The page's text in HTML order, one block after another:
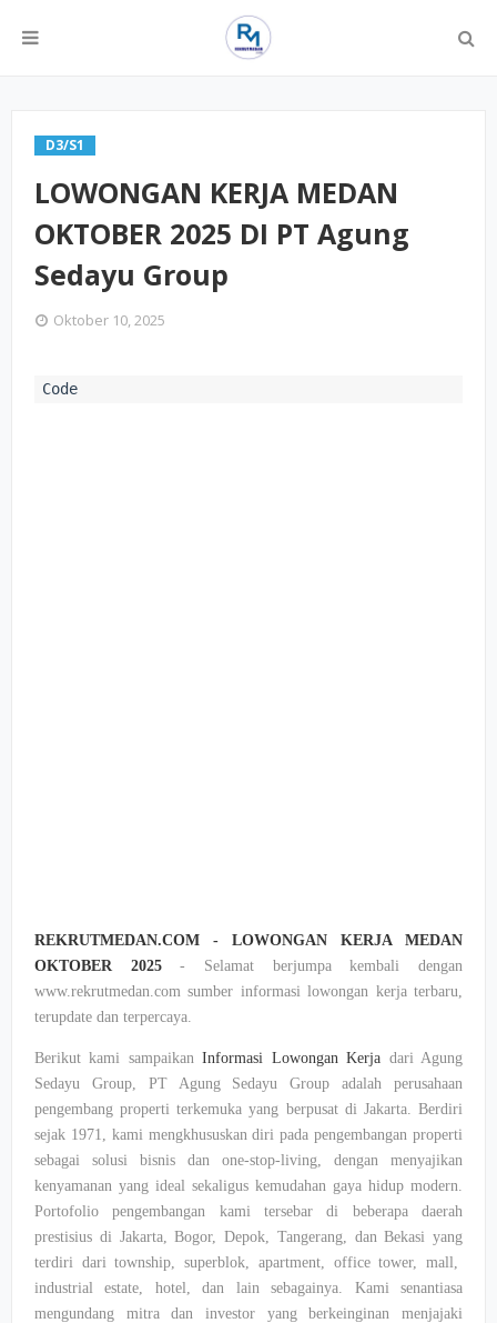
D3/S1
LOWONGAN KERJA MEDAN
OKTOBER 2025 DI PT Agung
Sedayu Group
Oktober 10, 2025
REKRUTMEDAN.COM - LOWONGAN KERJA MEDAN
OKTOBER 2025- Selamat berjumpa kembali dengan
www.rekrutmedan.com sumber informasi lowongan kerja terbaru,
terupdate dan terpercaya.
Berikut kami sampaikanInformasi Lowongan Kerja dari Agung
Sedayu Group, PT Agung Sedayu Group adalah perusahaan
pengembang properti terkemuka yang berpusat di Jakarta. Berdiri
sejak 1971, kami mengkhususkan diri pada pengembangan properti
sebagai solusi bisnis dan one-stop-living, dengan menyajikan
kenyamanan yang ideal sekaligus kemudahan gaya hidup modern.
Portofolio pengembangan kami tersebar di beberapa daerah
prestisius di Jakarta, Bogor, Depok, Tangerang, dan Bekasi yang
terdiri dari township, superblok, apartment, office tower, mall,
industrial estate, hotel, dan lain sebagainya. Kami senantiasa
mengundang mitra dan investor yang berkeinginan menjajaki